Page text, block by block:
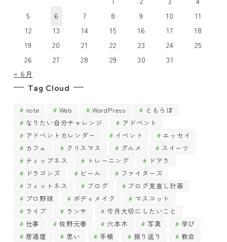
5
6 7 8 9 10
11
12
13 14 15 16 17
18
19
20 21 22 23 24
25
26
27 28 29 30
31
« 6月
Tag Cloud
note Web WordPress
ともらぼ
なりたい自分チャレンジ
アドベント
アドベントカレンダー
イベント
エッセイ
カフェ
クリスマス グルメ
スイーツ
ティップネス
トレーニング
ドアラ
ドラゴンズ
ビール
ファイターズ
フィットネス
ブログ
ブログ見直し計画
プロ野球
ボディメイク
マスコット
ライブ
ランチ
今月大切にしたいこと
仕事
佐野元春 六本木 写真
学び
居酒屋
思い 手帳 振り返り
教会